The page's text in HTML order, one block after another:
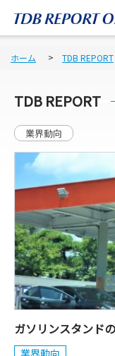
ホーム TDB REPORT
TDB REPORT
業界動向
ガソリンスタンド
業界動向